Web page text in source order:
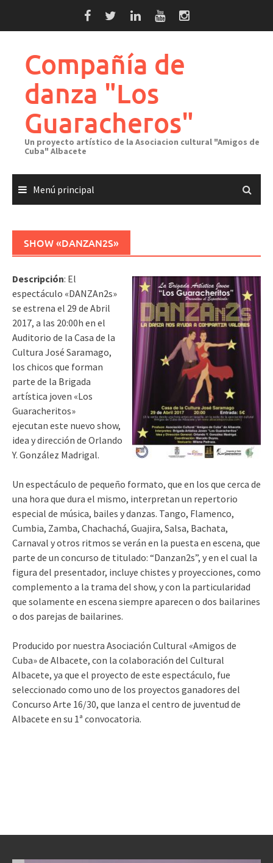
Compañía de
danza "Los
Guaracheros"
Un proyecto artístico de la Asociacion cultural "Amigos de
Cuba" Albacete
Menú principal
SHOW «DANZAN2S»
Descripción: El
espectáculo «DANZAn2s»
se estrena el 29 de Abril
2017, a las 20:00h en el
Auditorio de la Casa de la
Cultura José Saramago,
los chicos que forman
parte de la Brigada
artística joven «Los
Guaracheritos»
ejecutan este nuevo show,
idea y dirección de Orlando
Y. González Madrigal.
Un espectáculo de pequeño formato, que en los que cerca de
una hora que dura el mismo, interpretan un repertorio
especial de música, bailes y danzas. Tango, Flamenco,
Cumbia, Zamba, Chachachá, Guajira, Salsa, Bachata,
Carnaval y otros ritmos se verán en la puesta en escena, que
parte de un concurso de titulado: “Danzan2s”, y en el cual la
figura del presentador, incluye chistes y proyecciones, como
complemento a la trama del show, y con la particularidad
que solamente en escena siempre aparecen o dos bailarines
o dos parejas de bailarines.
Producido por nuestra Asociación Cultural «Amigos de
Cuba» de Albacete, con la colaboración del Cultural
Albacete, ya que el proyecto de este espectáculo, fue
seleccionado como uno de los proyectos ganadores del
Concurso Arte 16/30, que lanza el centro de juventud de
Albacete en su 1ª convocatoria.